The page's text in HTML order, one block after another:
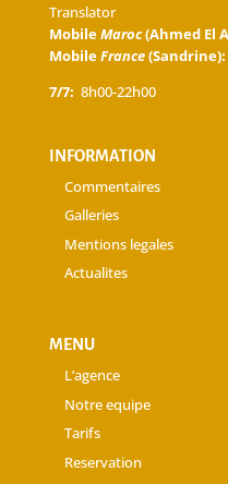
Translator
MobileMaroc(Ahmed El
MobileFrance(Sandrine):
7/7: 8h00-22h00
INFORMATION
Commentaires
Galleries
Mentions legales
Actualites
MENU
L’agence
Notre equipe
Tarifs
Reservation